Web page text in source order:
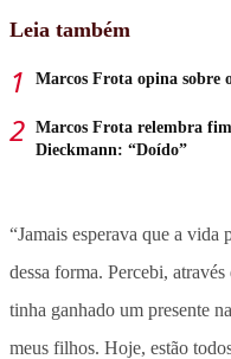
Leia também
Marcos Frota opina sobre
Marcos Frota relembra
Dieckmann: “Doído”
“Jamais esperava que a vida
dessa forma. Percebi,
tinha ganhado um presente
meus filhos. Hoje, estão